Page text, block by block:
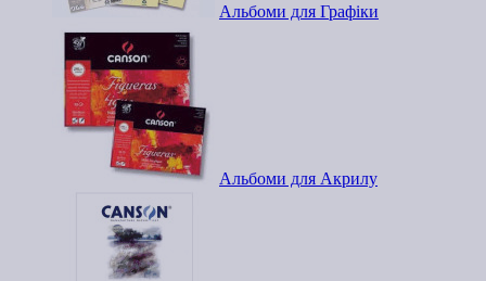
Альбоми для Графіки
Альбоми для Акрилу